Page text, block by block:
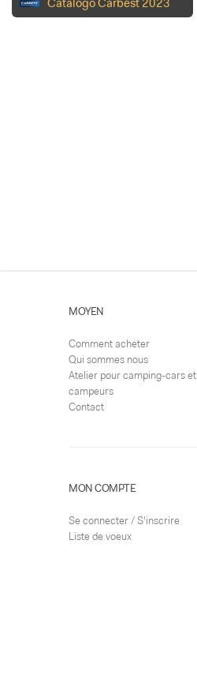
Catálogo Carbest 2023
MOYEN
Comment acheter
Qui sommes nous
Atelier pour camping-cars et
campeurs
Contact
MON COMPTE
Se connecter / S'inscrire
Liste de voeux